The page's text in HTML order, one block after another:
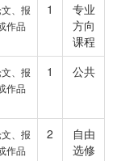
、报
作品
1
专业
方向
课程
、报
作品
1 公共
、报
作品
2
自由
选修